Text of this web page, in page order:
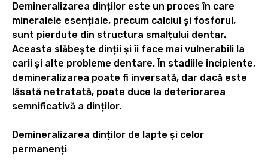
Demineralizarea dinților este un proces în care
mineralele esențiale, precum calciul și fosforul,
sunt pierdute din structura smalțului dentar.
Aceasta slăbește dinții și îi face mai vulnerabili la
carii și alte probleme dentare. În stadiile incipiente,
demineralizarea poate fi inversată, dar dacă este
lăsată netratată, poate duce la deteriorarea
semnificativă a dinților.
Demineralizarea dinților de lapte și celor
permanenți